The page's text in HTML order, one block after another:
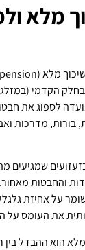
מלא
בחלק הקדמי
לספוג את
מדרכות
שמגיעים
והחבטות
על אחיזת
את העומס על
הוא ההבדל בין